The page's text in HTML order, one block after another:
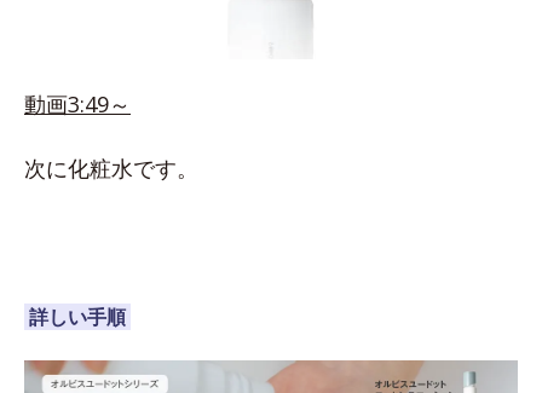
動画3:49～
次に化粧水です。
詳しい手順